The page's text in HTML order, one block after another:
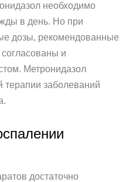
необходимо
в день. Но при
дозы, рекомендованные
и
Метронидазол
терапии заболеваний
достаточно